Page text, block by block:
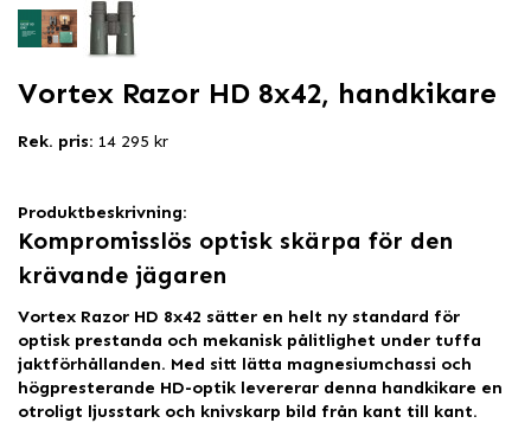
Vortex Razor HD 8x42, handkikare
Rek. pris: 14 295 kr
Produktbeskrivning:
Kompromisslös optisk skärpa för den
krävande jägaren
Vortex Razor HD 8x42 sätter en helt ny standard för
optisk prestanda och mekanisk pålitlighet under tuffa
jaktförhållanden. Med sitt lätta magnesiumchassi och
högpresterande HD-optik levererar denna handkikare en
otroligt ljusstark och knivskarp bild från kant till kant.